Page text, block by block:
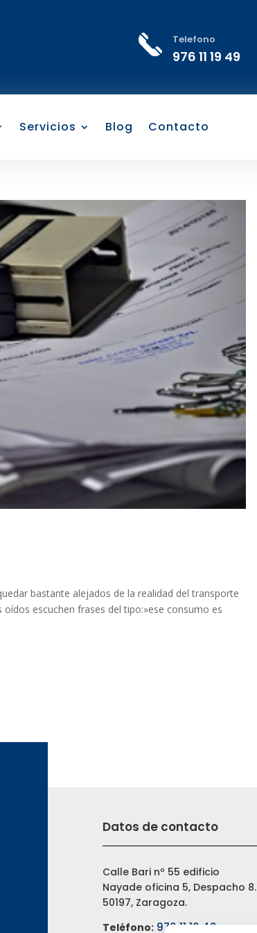
Telefono
976 11 19 49
Servicios Blog Contacto
bastante alejados de la realidad del transporte
escuchen frases del tipo:»ese consumo es
Datos de contacto
Calle Bari nº 55 edificio
Nayade oficina 5, Despacho 8.
50197, Zaragoza.
Teléfono: 976 11 19 49